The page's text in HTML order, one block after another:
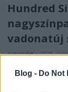
Blog - Do Not
Hundred
vadonatúj
srecorder•2026.
Az elmúlt